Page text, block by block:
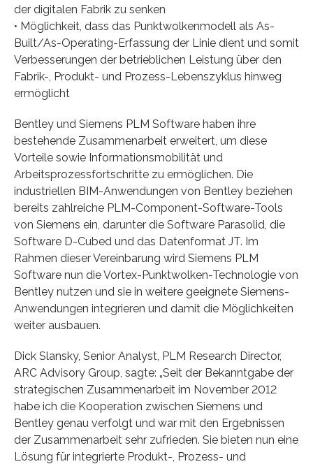
der digitalen Fabrik zu senken
• Möglichkeit, dass das Punktwolkenmodell als As-
Built/As-Operating-Erfassung der Linie dient und somit
Verbesserungen der betrieblichen Leistung über den
Fabrik-, Produkt- und Prozess-Lebenszyklus hinweg
ermöglicht
Bentley und Siemens PLM Software haben ihre
bestehende Zusammenarbeit erweitert, um diese
Vorteile sowie Informationsmobilität und
Arbeitsprozessfortschritte zu ermöglichen. Die
industriellen BIM-Anwendungen von Bentley beziehen
bereits zahlreiche PLM-Component-Software-Tools
von Siemens ein, darunter die Software Parasolid, die
Software D-Cubed und das Datenformat JT. Im
Rahmen dieser Vereinbarung wird Siemens PLM
Software nun die Vortex-Punktwolken-Technologie von
Bentley nutzen und sie in weitere geeignete Siemens-
Anwendungen integrieren und damit die Möglichkeiten
weiter ausbauen.
Dick Slansky, Senior Analyst, PLM Research Director,
ARC Advisory Group, sagte: „Seit der Bekanntgabe der
strategischen Zusammenarbeit im November 2012
habe ich die Kooperation zwischen Siemens und
Bentley genau verfolgt und war mit den Ergebnissen
der Zusammenarbeit sehr zufrieden. Sie bieten nun eine
Lösung für integrierte Produkt-, Prozess- und